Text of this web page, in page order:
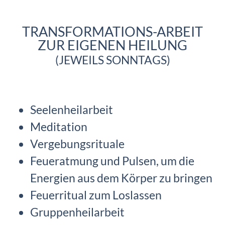
TRANSFORMATIONS-ARBEIT
ZUR EIGENEN HEILUNG
(JEWEILS SONNTAGS)
Seelenheilarbeit
Meditation
Vergebungsrituale
Feueratmung und Pulsen, um die
Energien aus dem Körper zu bringen
Feuerritual zum Loslassen
Gruppenheilarbeit